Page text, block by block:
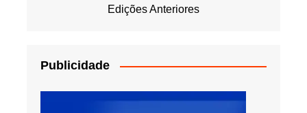
Edições Anteriores
Publicidade